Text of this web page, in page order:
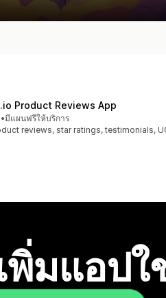
Product Reviews App
ว
รีวิว
•มีแผนฟรีให้บริการ
reviews, star ratings, testimonials,
พิ่มแอปใ